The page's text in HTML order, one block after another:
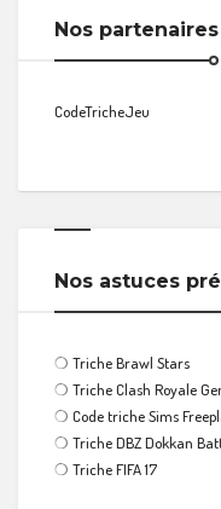
Nos partenaires
CodeTricheJeu
Nos astuces
❍ Triche Brawl Stars
❍ Triche Clash Royale
❍ Code triche Sims
❍ Triche DBZ Dokkan
❍ Triche FIFA 17